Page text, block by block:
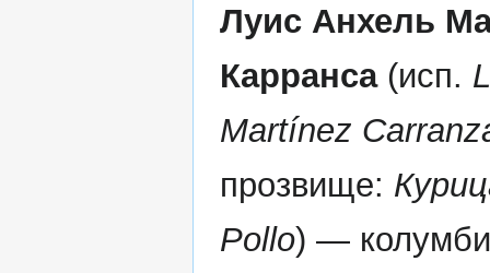
Луис Анхель
Карранса(исп.
Martínez
прозвище:
Pollo) —